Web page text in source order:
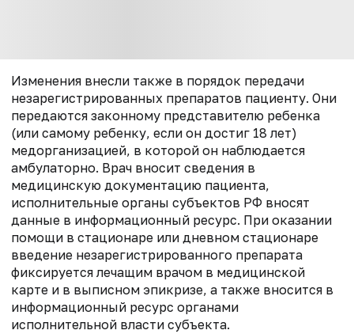
Изменения внесли также в порядок передачи
незарегистрированных препаратов пациенту. Они
передаются законному представителю ребенка
(или самому ребенку, если он достиг 18 лет)
медорганизацией, в которой он наблюдается
амбулаторно. Врач вносит сведения в
медицинскую документацию пациента,
исполнительные органы субъектов РФ вносят
данные в информационный ресурс. При оказании
помощи в стационаре или дневном стационаре
введение незарегистрированного препарата
фиксируется лечащим врачом в медицинской
карте и в выписном эпикризе, а также вносится в
информационный ресурс органами
исполнительной власти субъекта.